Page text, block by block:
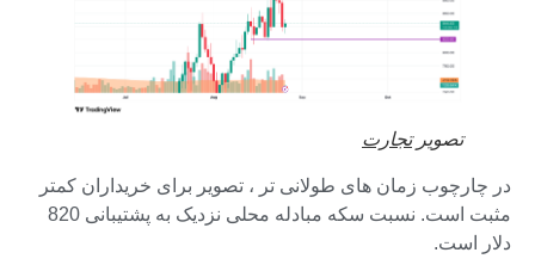
تصویرتجارت
در چارچوب زمان های طولانی تر ، تصویر برای خریداران کمتر
مثبت است. نسبت سکه مبادله محلی نزدیک به پشتیبانی 820
دلار است.